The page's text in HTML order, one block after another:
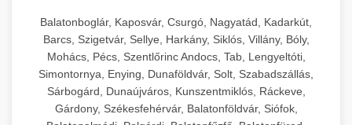
Balatonboglár, Kaposvár, Csurgó, Nagyatád, Kadarkút,
Barcs, Szigetvár, Sellye, Harkány, Siklós, Villány, Bóly,
Mohács, Pécs, Szentlőrinc Andocs, Tab, Lengyeltóti,
Simontornya, Enying, Dunaföldvár, Solt, Szabadszállás,
Sárbogárd, Dunaújváros, Kunszentmiklós, Ráckeve,
Gárdony, Székesfehérvár, Balatonföldvár, Siófok,